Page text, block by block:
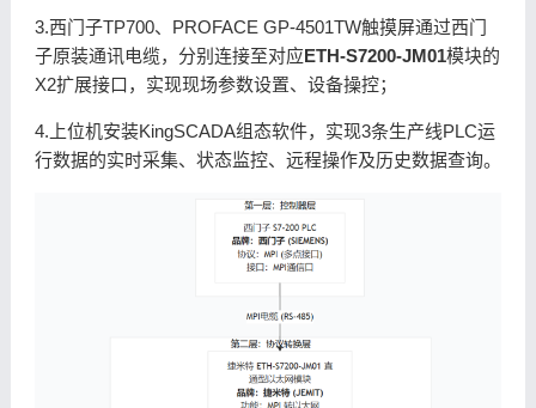
3.西门子TP700、PROFACE GP-4501TW触摸屏通过西门
子原装通讯电缆，分别连接至对应ETH-S7200-JM01模块的
X2扩展接口，实现现场参数设置、设备操控；
4.上位机安装KingSCADA组态软件，实现3条生产线PLC运
行数据的实时采集、状态监控、远程操作及历史数据查询。